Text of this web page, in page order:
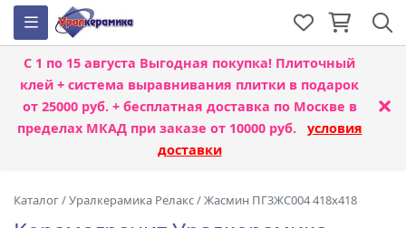
С 1 по 15 августа Выгодная покупка! Плиточный
клей + система выравнивания плитки в подарок
от 25000 руб. + бесплатная доставка по Москве в
пределах МКАД при заказе от 10000 руб. условия
доставки
×
Каталог/Уралкерамика Релакс/Жасмин ПГ3ЖС004 418x418